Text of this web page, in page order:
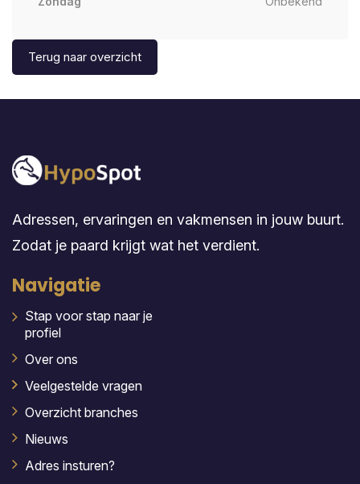
Terug naar overzicht
Adressen, ervaringen en vakmensen in jouw buurt.
Zodat je paard krijgt wat het verdient.
Navigatie
Stap voor stap naar je
profiel
Over ons
Veelgestelde vragen
Overzicht branches
Nieuws
Adres insturen?